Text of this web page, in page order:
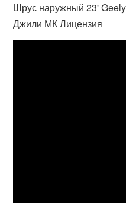
Шрус наружный 23'
Джили МК Лицензия